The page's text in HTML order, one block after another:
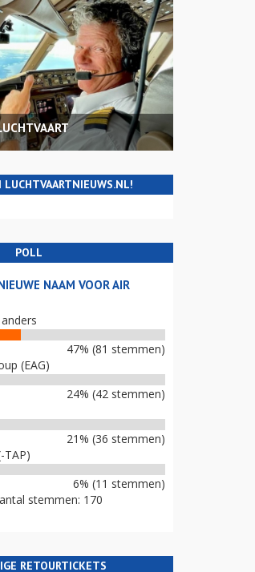
LUCHTVAARTNIEUWS.NL!
POLL
NAAM VOOR AIR
47% (81 stemmen)
(EAG)
24% (42 stemmen)
21% (36 stemmen)
TAP)
6% (11 stemmen)
stemmen: 170
RETOURTICKETS